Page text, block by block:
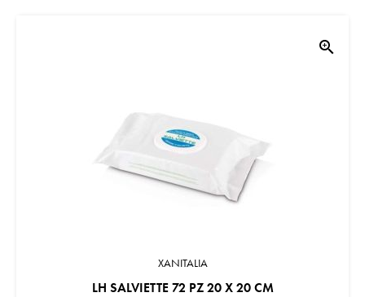
zoom_in
XANITALIA
LH SALVIETTE 72 PZ 20 X 20 CM